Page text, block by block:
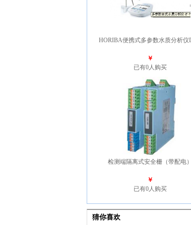
HORIBA便携式多参数水质分析仪
￥
已有0人购买
检测端隔离式安全栅（带配电）
￥
已有0人购买
猜你喜欢